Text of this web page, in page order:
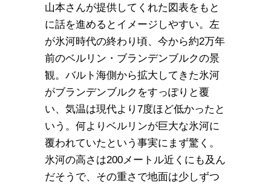
山本さんが提供してくれた図表をもと
に話を進めるとイメージしやすい。左
が氷河時代の終わり頃、今から約2万年
前のベルリン・ブランデンブルクの景
観。バルト海側から拡大してきた氷河
がブランデンブルクをすっぽりと覆
い、気温は現代より7度ほど低かったと
いう。何よりベルリンが巨大な氷河に
覆われていたという事実にまず驚く。
氷河の高さは200メートル近くにも及ん
だそうで、その重さで地面は少しずつ